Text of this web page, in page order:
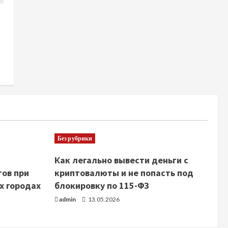
при
городах
Без рубрики
Как легально вывести деньги с
криптовалюты и не попасть под
блокировку по 115-ФЗ
admin 13.05.2026